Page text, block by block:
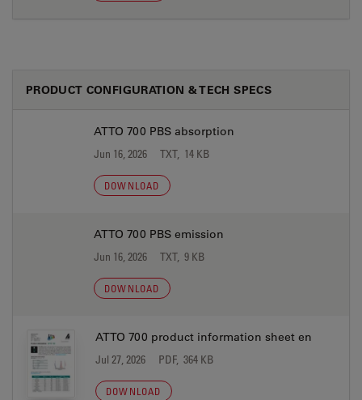
PRODUCT CONFIGURATION & TECH SPECS
ATTO 700 PBS absorption
Jun 16, 2026 TXT, 14 KB
DOWNLOAD
ATTO 700 PBS emission
Jun 16, 2026 TXT, 9 KB
DOWNLOAD
ATTO 700 product information sheet en
Jul 27, 2026 PDF, 364 KB
DOWNLOAD